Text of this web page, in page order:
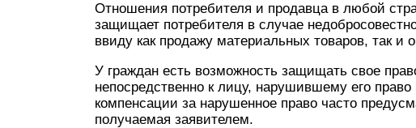
Отношения потребителя и продавца в любой
защищает потребителя в случае
ввиду как продажу материальных товаров, так и
У граждан есть возможность защищать свое
непосредственно к лицу, нарушившему его
компенсации за нарушенное право часто
получаемая заявителем.